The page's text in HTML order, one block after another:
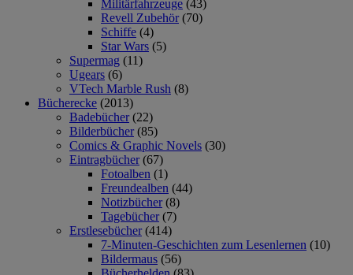
Militärfahrzeuge (43)
Revell Zubehör (70)
Schiffe (4)
Star Wars (5)
Supermag (11)
Ugears (6)
VTech Marble Rush (8)
Bücherecke (2013)
Badebücher (22)
Bilderbücher (85)
Comics & Graphic Novels (30)
Eintragbücher (67)
Fotoalben (1)
Freundealben (44)
Notizbücher (8)
Tagebücher (7)
Erstlesebücher (414)
7-Minuten-Geschichten zum Lesenlernen (10)
Bildermaus (56)